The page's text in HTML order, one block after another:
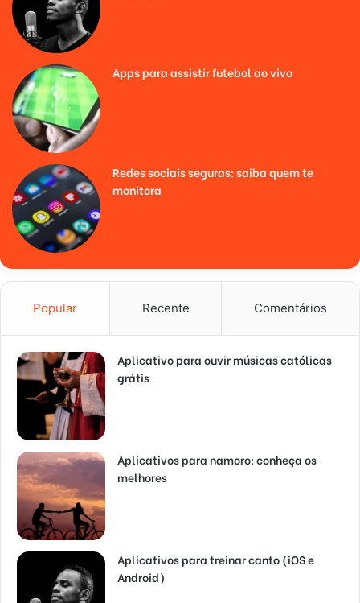
Apps para assistir futebol ao vivo
Redes sociais seguras: saiba quem te
monitora
Popular Recente Comentários
Aplicativo para ouvir músicas católicas
grátis
Aplicativos para namoro: conheça os
melhores
Aplicativos para treinar canto (iOS e
Android)